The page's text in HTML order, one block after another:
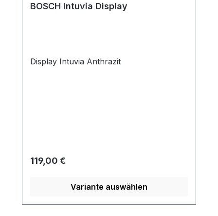
BOSCH Intuvia Display
Display Intuvia Anthrazit
Regulärer Preis:
119,00 €
Variante auswählen